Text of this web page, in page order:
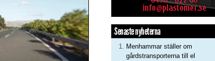
Senaste nyheterna
Menhammar ställer om
gårdstransporterna till el